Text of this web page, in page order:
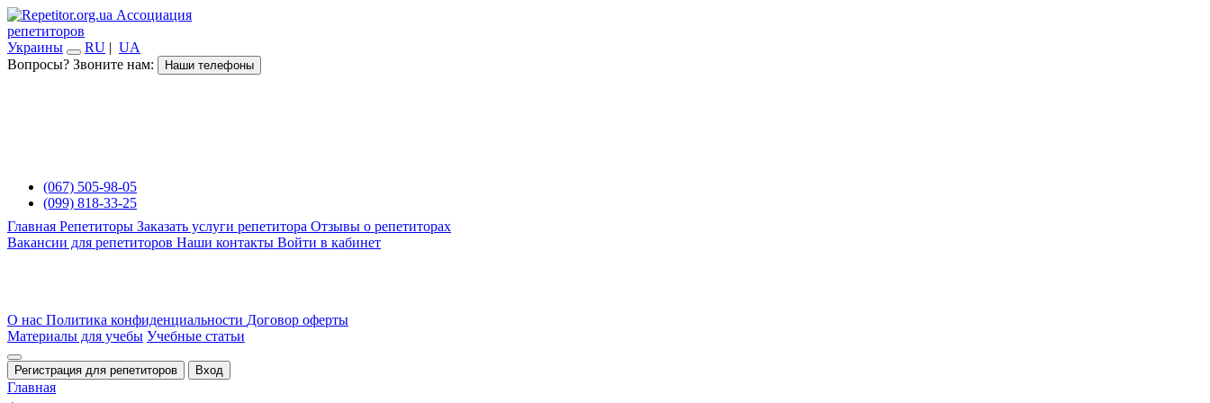
Ассоциация
репетиторов
Украины
RU | UA
Вопросы? Звоните нам:
Наши телефоны
(067) 505-98-05
(099) 818-33-25
Главная Репетиторы Заказать услуги репетитора Отзывы о репетиторах
Вакансии для репетиторов Наши контакты Войти в кабинет
О нас Политика конфиденциальности Договор оферты
Материалы для учебы Учебные статьи
Регистрация для репетиторов Вход
Главная